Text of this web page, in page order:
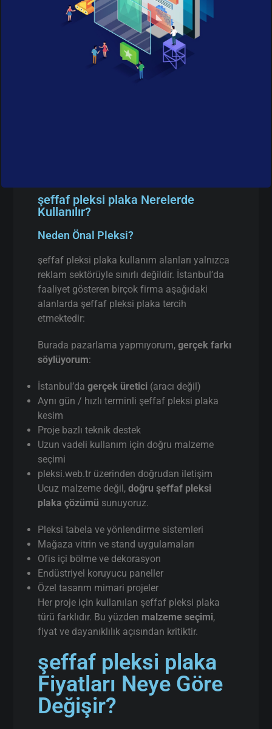
şeffaf pleksi plaka Nerelerde
Kullanılır?
Neden Önal Pleksi?
şeffaf pleksi plaka kullanım alanları yalnızca
reklam sektörüyle sınırlı değildir. İstanbul’da
faaliyet gösteren birçok firma aşağıdaki
alanlarda şeffaf pleksi plaka tercih
etmektedir:
Burada pazarlama yapmıyorum,gerçek farkı
söylüyorum:
İstanbul’dagerçek üretici (aracı değil)
Aynı gün / hızlı terminli şeffaf pleksi plaka
kesim
Proje bazlı teknik destek
Uzun vadeli kullanım için doğru malzeme
seçimi
pleksi.web.tr üzerinden doğrudan iletişim
Ucuz malzeme değil,doğru şeffaf pleksi
plaka çözümü sunuyoruz.
Pleksi tabela ve yönlendirme sistemleri
Mağaza vitrin ve stand uygulamaları
Ofis içi bölme ve dekorasyon
Endüstriyel koruyucu paneller
Özel tasarım mimari projeler
Her proje için kullanılan şeffaf pleksi plaka
türü farklıdır. Bu yüzden malzeme seçimi,
fiyat ve dayanıklılık açısından kritiktir.
şeffaf pleksi plaka
Fiyatları Neye Göre
Değişir?